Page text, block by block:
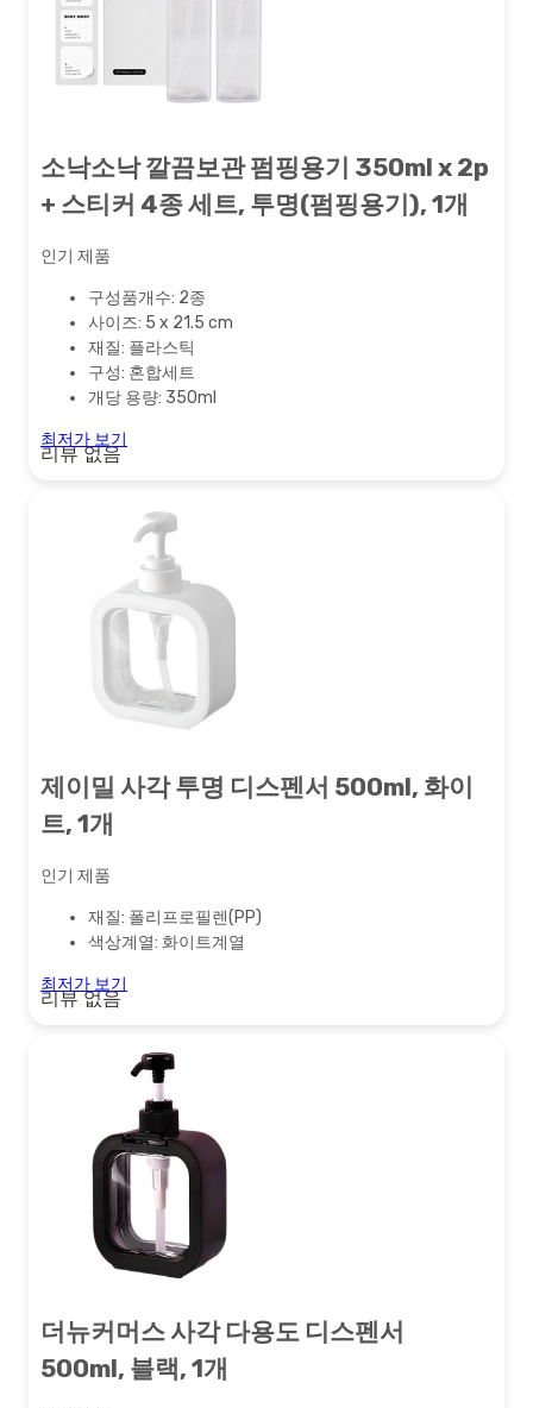
소낙소낙 깔끔보관 펌핑용기 350ml x 2p
+ 스티커 4종 세트, 투명(펌핑용기), 1개
인기 제품
구성품개수: 2종
사이즈: 5 x 21.5 cm
재질: 플라스틱
구성: 혼합세트
개당 용량: 350ml
최저가 보기
리뷰 없음
제이밀 사각 투명 디스펜서 500ml, 화이
트, 1개
인기 제품
재질: 폴리프로필렌(PP)
색상계열: 화이트계열
최저가 보기
리뷰 없음
더뉴커머스 사각 다용도 디스펜서
500ml, 블랙, 1개